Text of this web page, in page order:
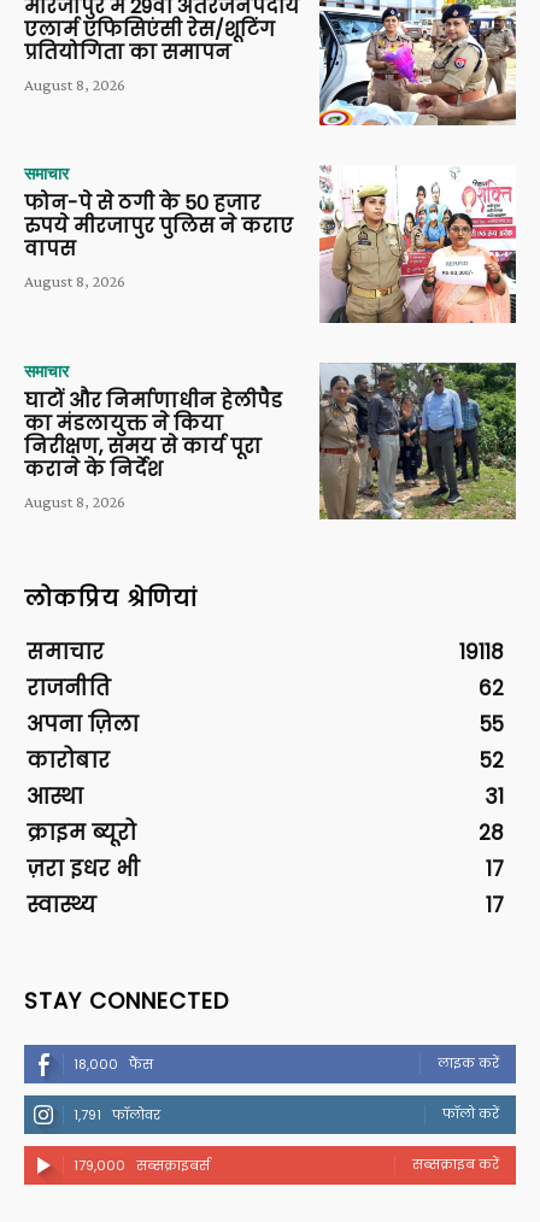
मीरजापुर में 29वीं अंतरजनपदीय
एलार्म एफिसिएंसी रेस/शूटिंग
प्रतियोगिता का समापन
August 8, 2026
समाचार
फोन-पे से ठगी के 50 हजार
रुपये मीरजापुर पुलिस ने कराए
वापस
August 8, 2026
समाचार
घाटों और निर्माणाधीन हेलीपैड
का मंडलायुक्त ने किया
निरीक्षण, समय से कार्य पूरा
कराने के निर्देश
August 8, 2026
लोकप्रिय श्रेणियां
समाचार
19118
राजनीति
62
अपना ज़िला
55
कारोबार
52
आस्था
31
क्राइम ब्यूरो
28
ज़रा इधर भी
17
स्वास्थ्य
17
STAY CONNECTED
18,000 फैंस लाइक करें
1,791 फॉलोवर फॉलो करें
179,000 सब्सक्राइबर्स सब्सक्राइब करें